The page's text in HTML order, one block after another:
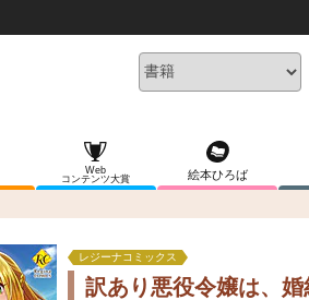
Web
コンテンツ大賞
絵本ひろば
レジーナコミックス
訳あり悪役令嬢は、